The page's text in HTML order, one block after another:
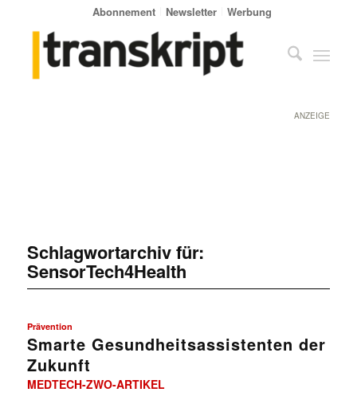
Abonnement Newsletter Werbung
ANZEIGE
Schlagwortarchiv für:
SensorTech4Health
Prävention
Smarte Gesundheitsassistenten der
Zukunft
MEDTECH-ZWO-ARTIKEL